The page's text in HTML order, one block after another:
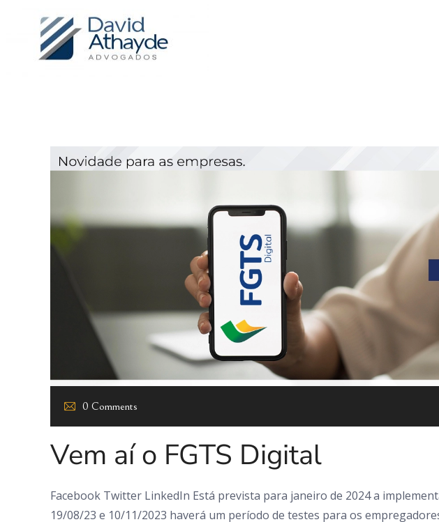
0 Comments
Vem aí o FGTS Digital
Facebook Twitter LinkedIn Está prevista para janeiro de 2024 a
19/08/23 e 10/11/2023 haverá um período de testes para os